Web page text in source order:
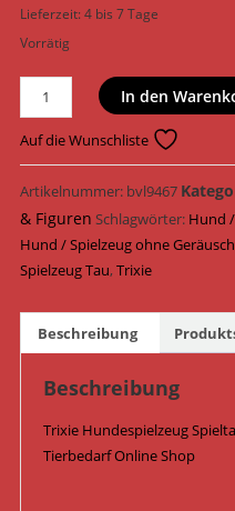
Lieferzeit:4 bis 7 Tage
Vorrätig
Trixie
Hundespielzeug
Spieltau
mit
Ball
Polyester
ø
6
/
33662
Menge
In den
Auf die Wunschliste
Artikelnummer: bvl9467
& Figuren Schlagwörter: Hund
Hund / Spielzeug ohne Geräusch
Spielzeug Tau,Trixie
Beschreibung
Beschreibung
Trixie Hundespielzeug
Tierbedarf Online Shop